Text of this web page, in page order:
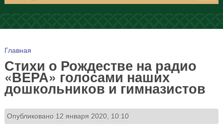
Вы здесь
Главная
Стихи о Рождестве на радио
«ВЕРА» голосами наших
дошкольников и гимназистов
Опубликовано 12 января 2020, 10:10